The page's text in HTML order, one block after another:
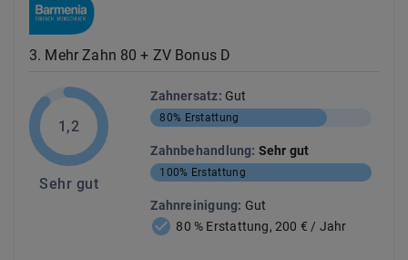
3. Mehr Zahn 80 + ZV Bonus D
1,2
Sehr gut
Zahnersatz: Gut
80% Erstattung
Zahnbehandlung: Sehr gut
100% Erstattung
Zahnreinigung: Gut
80 % Erstattung, 200 € / Jahr